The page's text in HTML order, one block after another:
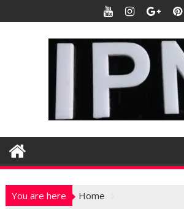
k
t
n
You are here
Home